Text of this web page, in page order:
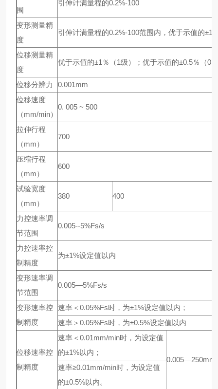
围
引伸计满量程的0.2%-100
变形测量精
度
引伸计满量程的0.2%-100范围内，优于示值的±1
位移测量精
度
优于示值的±1％（1级）；优于示值的±0.5％（
位移分辨力
0.001mm
位移速度
（mm/min）
0. 005 ~ 500
拉伸行程
（mm）
700
压缩行程
（mm）
600
试验宽度
（mm）
380 400
力控速率调
节范围
0.005--5%Fs/s
力控速率控
制精度
为±1%设定值以内
变形速率调
节范围
0.005—5%Fs/s
变形速率控
制精度
速率＜0.05%Fs时，为±1%设定值以内；
速率＞0.05%Fs时，为±0.5%设定值以内
位移速率控
制精度
速率＜0.01mm/min时，为设定值
的±1%以内；
速率≥0.01mm/min时，为设定值
的±0.5%以内。